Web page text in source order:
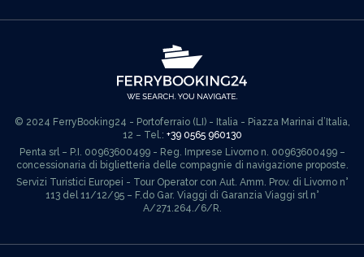
© 2024 FerryBooking24 - Portoferraio (LI) - Italia - Piazza Marinai d’Italia,
12 – Tel.: +39 0565 960130
Penta srl – P.I. 00963600499 - Reg. Imprese Livorno n. 00963600499 –
concessionaria di biglietteria delle compagnie di navigazione proposte.
Servizi Turistici Europei - Tour Operator con Aut. Amm. Prov. di Livorno n°
113 del 11/12/95 – F.do Gar. Viaggi di Garanzia Viaggi srl n°
A/271.264./6/R.